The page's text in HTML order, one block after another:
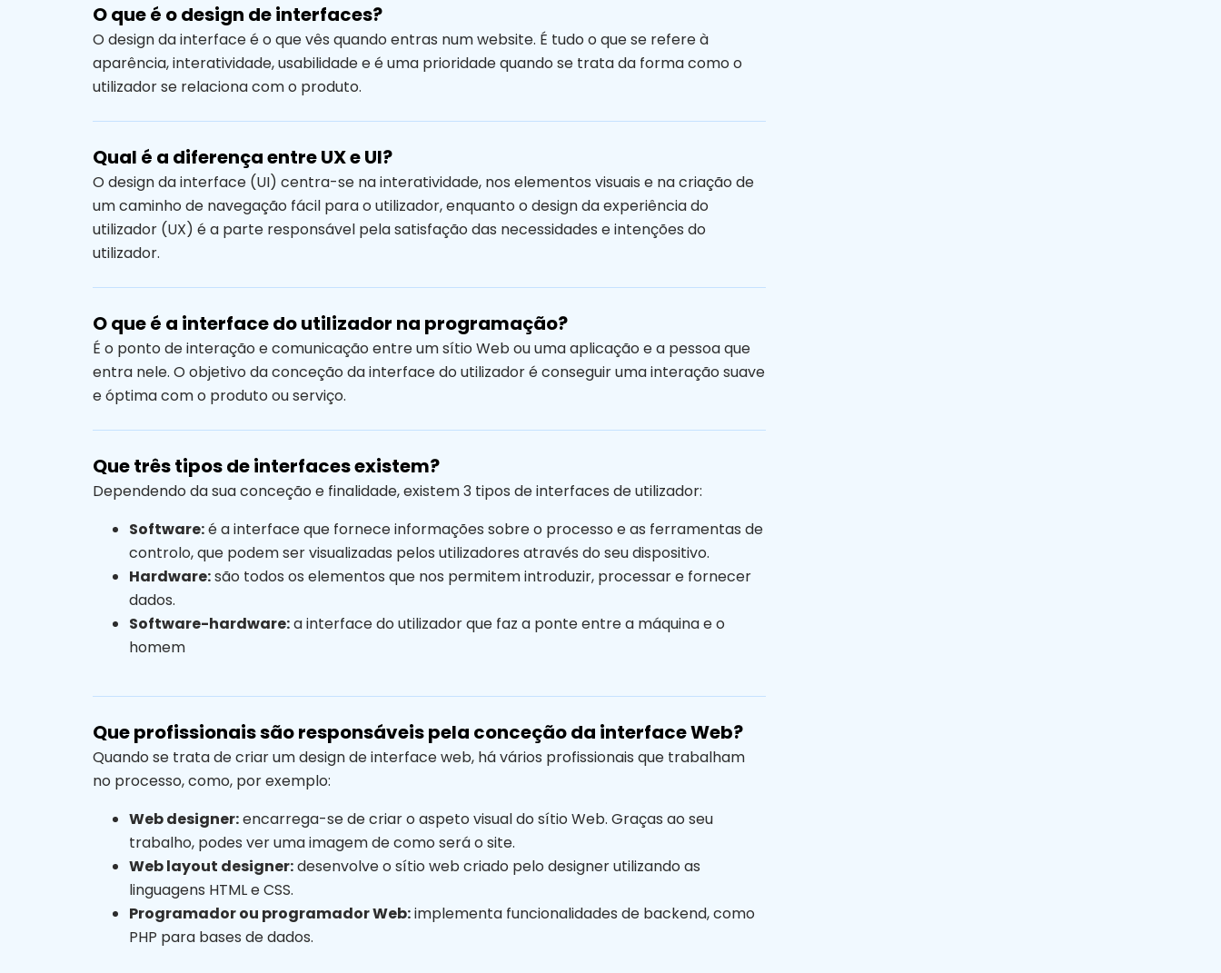
O que é o design de interfaces?
O design da interface é o que vês quando entras num website. É tudo o que se refere à
aparência, interatividade, usabilidade e é uma prioridade quando se trata da forma como o
utilizador se relaciona com o produto.
Qual é a diferença entre UX e UI?
O design da interface (UI) centra-se na interatividade, nos elementos visuais e na criação de
um caminho de navegação fácil para o utilizador, enquanto o design da experiência do
utilizador (UX) é a parte responsável pela satisfação das necessidades e intenções do
utilizador.
O que é a interface do utilizador na programação?
É o ponto de interação e comunicação entre um sítio Web ou uma aplicação e a pessoa que
entra nele. O objetivo da conceção da interface do utilizador é conseguir uma interação suave
e óptima com o produto ou serviço.
Que três tipos de interfaces existem?
Dependendo da sua conceção e finalidade, existem 3 tipos de interfaces de utilizador:
Software:é a interface que fornece informações sobre o processo e as ferramentas de
controlo, que podem ser visualizadas pelos utilizadores através do seu dispositivo.
Hardware:são todos os elementos que nos permitem introduzir, processar e fornecer
dados.
Software-hardware:a interface do utilizador que faz a ponte entre a máquina e o
homem
Que profissionais são responsáveis pela conceção da interface Web?
Quando se trata de criar um design de interface web, há vários profissionais que trabalham
no processo, como, por exemplo:
Web designer:encarrega-se de criar o aspeto visual do sítio Web. Graças ao seu
trabalho, podes ver uma imagem de como será o site.
Web layout designer:desenvolve o sítio web criado pelo designer utilizando as
linguagens HTML e CSS.
Programador ou programador Web:implementa funcionalidades de backend, como
PHP para bases de dados.